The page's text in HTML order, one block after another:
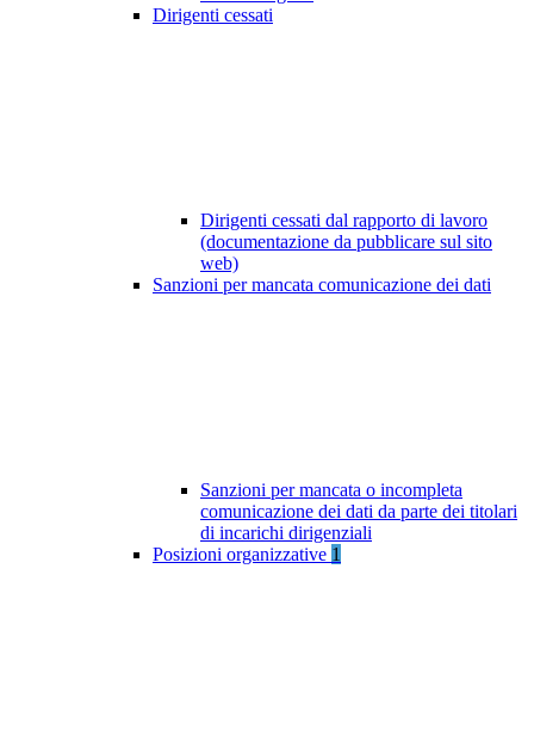
Dirigenti cessati
Dirigenti cessati dal rapporto di lavoro
(documentazione da pubblicare sul sito
web)
Sanzioni per mancata comunicazione dei dati
Sanzioni per mancata o incompleta
comunicazione dei dati da parte dei titolari
di incarichi dirigenziali
Posizioni organizzative 1